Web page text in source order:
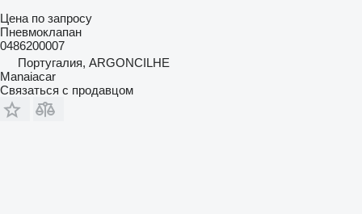
Цена по запросу
Пневмоклапан
0486200007
Португалия, ARGONCILHE
Manaiacar
Связаться с продавцом